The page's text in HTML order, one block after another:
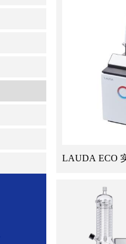
LAUDA ECO